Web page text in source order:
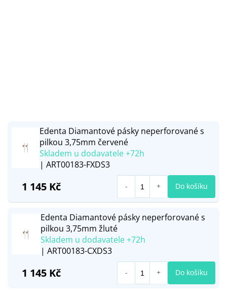
Edenta Diamantové pásky neperforované s
pilkou 3,75mm červené
Skladem u dodavatele +72h
| ART00183-FXDS3
1 145 Kč Do košíku
Edenta Diamantové pásky neperforované s
pilkou 3,75mm žluté
Skladem u dodavatele +72h
| ART00183-CXDS3
1 145 Kč Do košíku